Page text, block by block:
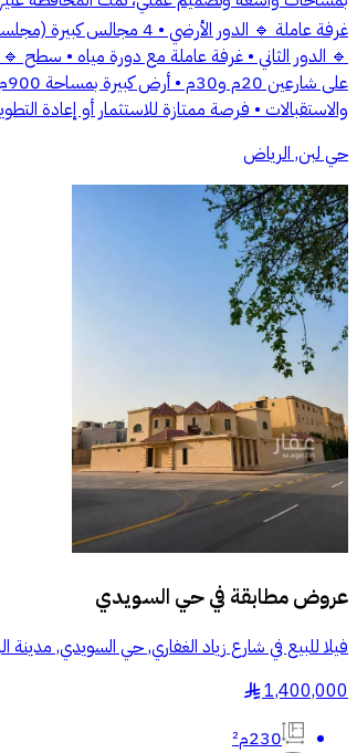
🔹 الدور الثاني • غرفة عاملة مع دورة مياه • سطح
والاستقبالات • فرصة ممتازة للاستثمار أو إعادة
حي لبن, الرياض
عروض مطابقة فيحي السويدي
فيلا للبيع في شارع زياد الغفاري, حي السويدي,
1,400,000
§
230م²